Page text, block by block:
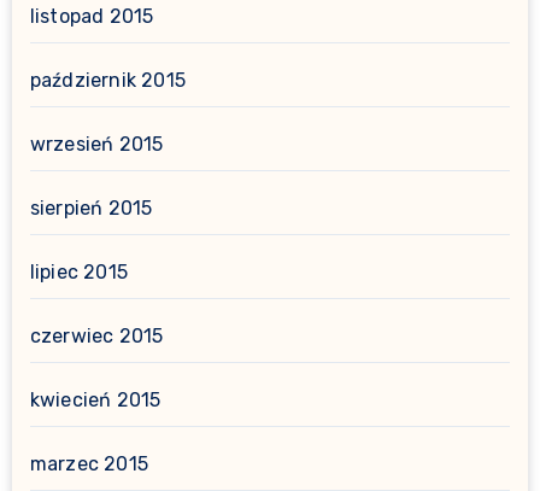
listopad 2015
październik 2015
wrzesień 2015
sierpień 2015
lipiec 2015
czerwiec 2015
kwiecień 2015
marzec 2015